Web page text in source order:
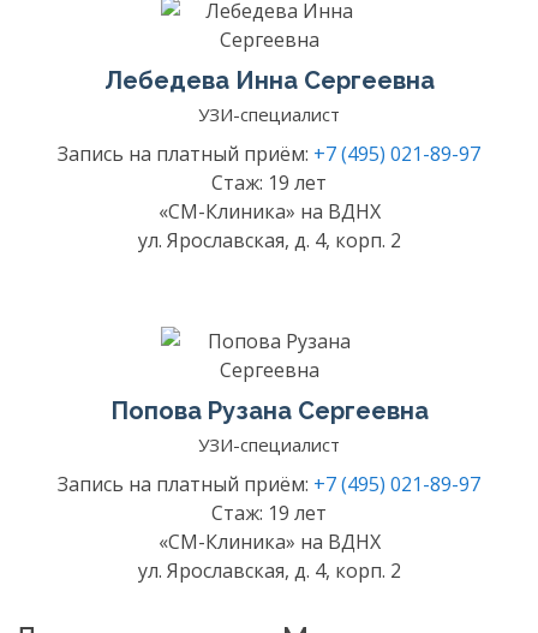
Лебедева Инна Сергеевна
УЗИ-специалист
Запись на платный приём: +7 (495) 021-89-97
Стаж: 19 лет
«СМ-Клиника» на ВДНХ
ул. Ярославская, д. 4, корп. 2
Попова Рузана Сергеевна
УЗИ-специалист
Запись на платный приём: +7 (495) 021-89-97
Стаж: 19 лет
«СМ-Клиника» на ВДНХ
ул. Ярославская, д. 4, корп. 2